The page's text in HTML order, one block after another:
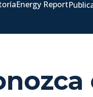
Energy Report